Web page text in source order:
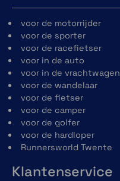
voor de motorrijder
voor de sporter
voor de racefietser
voor in de auto
voor in de vrachtwagen
voor de wandelaar
voor de fietser
voor de camper
voor de golfer
voor de hardloper
Runnersworld Twente
Klantenservice